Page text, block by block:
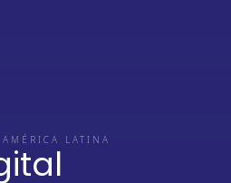
LATINA